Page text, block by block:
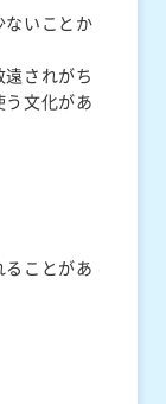
ないことか
されがち
文化があ
ことがあ